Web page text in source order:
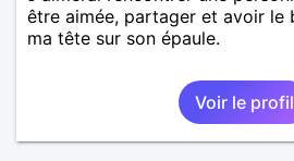
être aimée, partager et avoir le
ma tête sur son épaule.
Voir le profil